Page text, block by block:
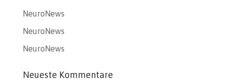
NeuroNews
NeuroNews
NeuroNews
Neueste Kommentare